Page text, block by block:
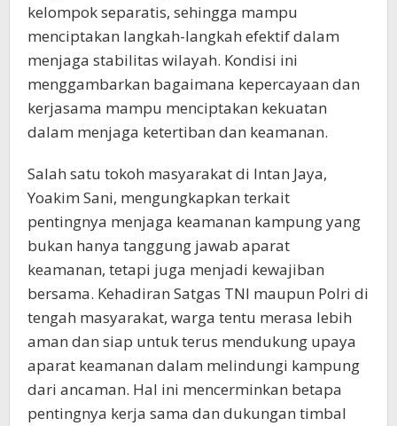
kelompok separatis, sehingga mampu
menciptakan langkah-langkah efektif dalam
menjaga stabilitas wilayah. Kondisi ini
menggambarkan bagaimana kepercayaan dan
kerjasama mampu menciptakan kekuatan
dalam menjaga ketertiban dan keamanan.
Salah satu tokoh masyarakat di Intan Jaya,
Yoakim Sani, mengungkapkan terkait
pentingnya menjaga keamanan kampung yang
bukan hanya tanggung jawab aparat
keamanan, tetapi juga menjadi kewajiban
bersama. Kehadiran Satgas TNI maupun Polri di
tengah masyarakat, warga tentu merasa lebih
aman dan siap untuk terus mendukung upaya
aparat keamanan dalam melindungi kampung
dari ancaman. Hal ini mencerminkan betapa
pentingnya kerja sama dan dukungan timbal